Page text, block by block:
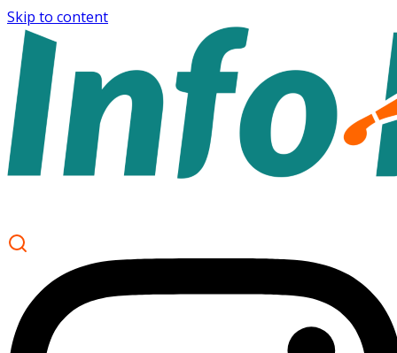
Skip to content